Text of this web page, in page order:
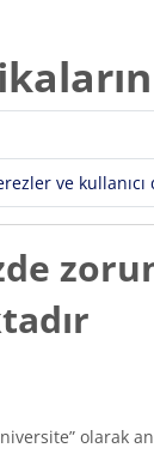
ve
olarak